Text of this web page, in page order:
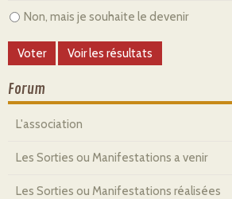
Non, mais je souhaite le devenir
Forum
L'association
Les Sorties ou Manifestations a venir
Les Sorties ou Manifestations réalisées